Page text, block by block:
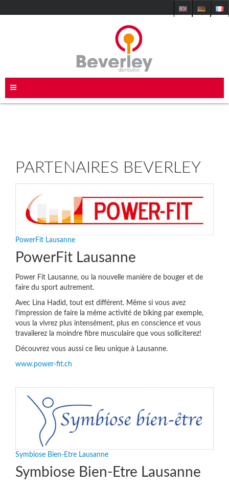
PARTENAIRES BEVERLEY
PowerFit Lausanne
PowerFit Lausanne
Power Fit Lausanne, ou la nouvelle manière de bouger et de
faire du sport autrement.
Avec Lina Hadid, tout est différent. Même si vous avez
l'impression de faire la même activité de biking par exemple,
vous la vivrez plus intensément, plus en conscience et vous
travailerez la moindre fibre musculaire que vous solliciterez!
Découvrez vous aussi ce lieu unique à Lausanne.
www.power-fit.ch
Symbiose Bien-Etre Lausanne
Symbiose Bien-Etre Lausanne